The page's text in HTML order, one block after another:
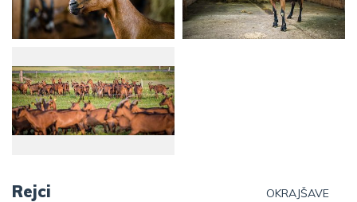
Rejci OKRAJŠAVE